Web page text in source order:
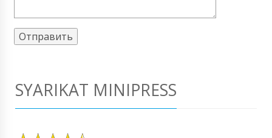
SYARIKAT MINIPRESS